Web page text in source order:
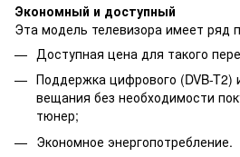
Экономный и доступный
Эта модель телевизора имеет ряд
Доступная цена для такого
Поддержка цифрового (DVB-T2)
вещания без необходимости
тюнер;
Экономное энергопотребление.